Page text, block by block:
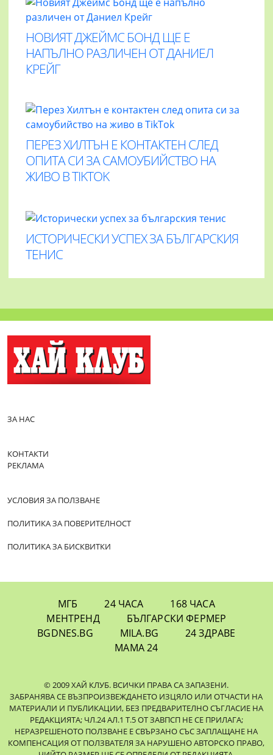
НОВИЯТ ДЖЕЙМС БОНД ЩЕ Е
НАПЪЛНО РАЗЛИЧЕН ОТ ДАНИЕЛ
КРЕЙГ
ПЕРЕЗ ХИЛТЪН Е КОНТАКТЕН СЛЕД
ОПИТА СИ ЗА САМОУБИЙСТВО НА
ЖИВО В TIKTOK
ИСТОРИЧЕСКИ УСПЕХ ЗА БЪЛГАРСКИЯ
ТЕНИС
ЗА НАС
КОНТАКТИ
РЕКЛАМА
УСЛОВИЯ ЗА ПОЛЗВАНЕ
ПОЛИТИКА ЗА ПОВЕРИТЕЛНОСТ
ПОЛИТИКА ЗА БИСКВИТКИ
МГБ 24 ЧАСА
168 ЧАСА
МЕНТРЕНД
БЪЛГАРСКИ ФЕРМЕР
BGDNES.BG
MILA.BG
24 ЗДРАВЕ
МАМА 24
© 2009 ХАЙ КЛУБ. ВСИЧКИ ПРАВА СА ЗАПАЗЕНИ.
ЗАБРАНЯВА СЕ ВЪЗПРОИЗВЕЖДАНЕТО ИЗЦЯЛО ИЛИ ОТЧАСТИ НА
МАТЕРИАЛИ И ПУБЛИКАЦИИ, БЕЗ ПРЕДВАРИТЕЛНО СЪГЛАСИЕ НА
РЕДАКЦИЯТА; ЧЛ.24 АЛ.1 Т.5 ОТ ЗАВПСП НЕ СЕ ПРИЛАГА;
НЕРАЗРЕШЕНОТО ПОЛЗВАНЕ Е СВЪРЗАНО СЪС ЗАПЛАЩАНЕ НА
КОМПЕНСАЦИЯ ОТ ПОЛЗВАТЕЛЯ ЗА НАРУШЕНО АВТОРСКО ПРАВО,